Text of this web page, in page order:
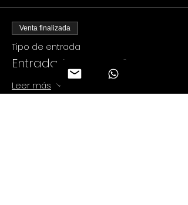
Venta finalizada
Tipo de entrada
Entrada PALCO ORO
Leer más